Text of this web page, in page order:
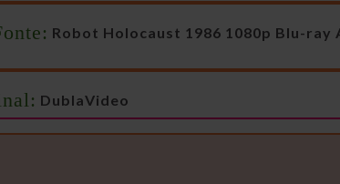
Robot Holocaust 1986 1080p Blu-ray
DublaVideo